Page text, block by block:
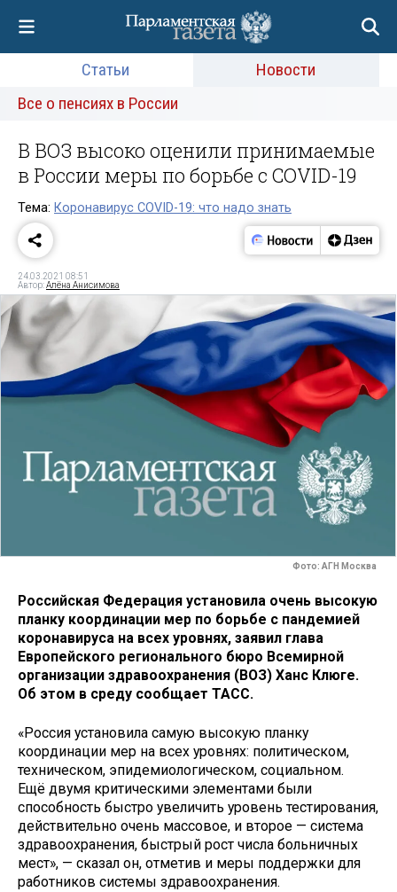
Статьи
Новости
Все о пенсиях в России
В ВОЗ высоко оценили принимаемые
в России меры по борьбе с COVID-19
Тема: Коронавирус COVID-19: что надо знать
24.03.2021 08:51
Автор:Алёна Анисимова
Фото: АГН Москва
Российская Федерация установила очень высокую
планку координации мер по борьбе с пандемией
коронавируса на всех уровнях, заявил глава
Европейского регионального бюро Всемирной
организации здравоохранения (ВОЗ) Ханс Клюге.
Об этом в среду сообщает ТАСС.
«Россия установила самую высокую планку
координации мер на всех уровнях: политическом,
техническом, эпидемиологическом, социальном.
Ещё двумя критическими элементами были
способность быстро увеличить уровень тестирования,
действительно очень массовое, и второе — система
здравоохранения, быстрый рост числа больничных
мест», — сказал он, отметив и меры поддержки для
работников системы здравоохранения.